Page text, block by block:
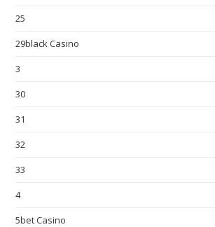
25
29black Casino
3
30
31
32
33
4
5bet Casino